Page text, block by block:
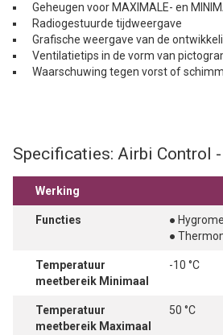
Geheugen voor MAXIMALE- en
Radiogestuurde tijdweergave
Grafische weergave van de
Ventilatietips in de vorm van
Waarschuwing tegen vorst of
Specificaties: Airbi Control
Werking
Functies
●
●
Temperatuur
meetbereik Minimaal
-10 °C
Temperatuur
meetbereik Maximaal
50 °C